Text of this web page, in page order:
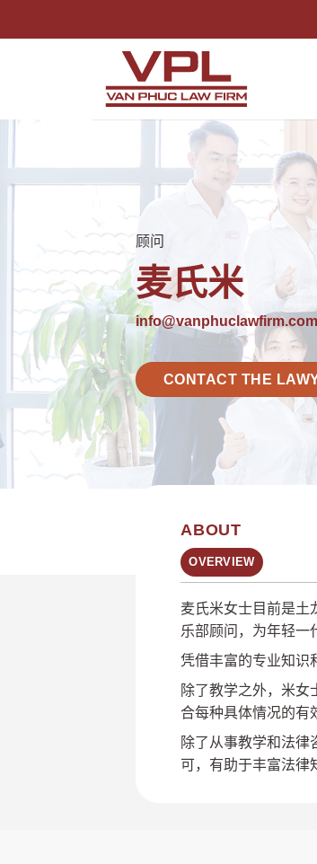
顾问
麦氏米
info@vanphuclawfirm.com
CONTACT THE
ABOUT
OVERVIEW
麦氏米女士目前是土
乐部顾问，为年轻一
凭借丰富的专业知识
除了教学之外，米女
合每种具体情况的有
除了从事教学和法律
可，有助于丰富法律